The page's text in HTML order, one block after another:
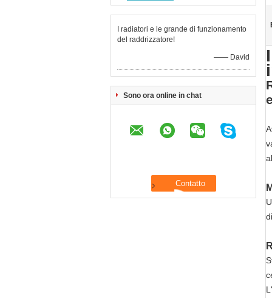
I radiatori e le grande di funzionamento
del raddrizzatore!
—— David
Sono ora online in chat